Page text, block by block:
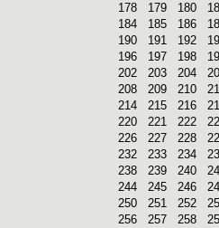
178
179 180
184
185 186
190
191 192
196
197 198
202
203 204
208
209 210
214
215 216
220
221 222
226
227 228
232
233 234
238
239 240
244
245 246
250
251 252
256
257 258